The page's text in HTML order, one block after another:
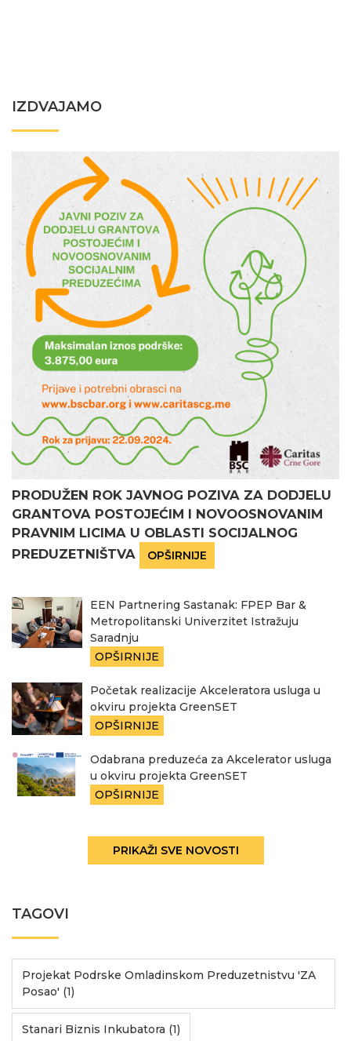
IZDVAJAMO
PRODUŽEN ROK JAVNOG POZIVA ZA DODJELU
GRANTOVA POSTOJEĆIM I NOVOOSNOVANIM
PRAVNIM LICIMA U OBLASTI SOCIJALNOG
PREDUZETNIŠTVA
OPŠIRNIJE
EEN Partnering Sastanak: FPEP Bar &
Metropolitanski Univerzitet Istražuju
Saradnju
OPŠIRNIJE
Početak realizacije Akceleratora usluga u
okviru projekta GreenSET
OPŠIRNIJE
Odabrana preduzeća za Akcelerator usluga
u okviru projekta GreenSET
OPŠIRNIJE
PRIKAŽI SVE NOVOSTI
TAGOVI
Projekat Podrske Omladinskom Preduzetnistvu 'ZA
Posao' (1)
Stanari Biznis Inkubatora (1)